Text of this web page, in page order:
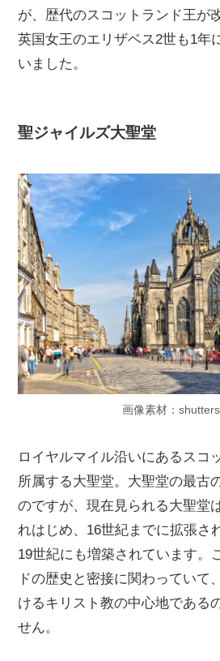
が、歴代のスコットランド王が
英国女王のエリザベス2世も1年
いました。
聖ジャイルズ大聖堂
画像素材：
ロイヤルマイル沿いにあるスコ
所属する大聖堂。大聖堂の最古
のですが、現在見られる大聖堂
れはじめ、16世紀までに拡張さ
19世紀にも増築されています。
ドの歴史と密接に関わっていて
けるキリスト教の中心地である
せん。